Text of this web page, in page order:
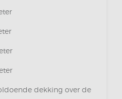
dekking over de